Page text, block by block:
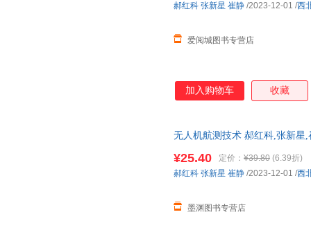
爱阅城图书专营店
郝红科 张新星 崔静 /2023-12-01 /西
加入购物车 收藏
无人机航测技术 郝红科,张新星
¥25.40 定价： ¥39.80 (6.39折)
墨渊图书专营店
郝红科 张新星 崔静 /2023-12-01 /西